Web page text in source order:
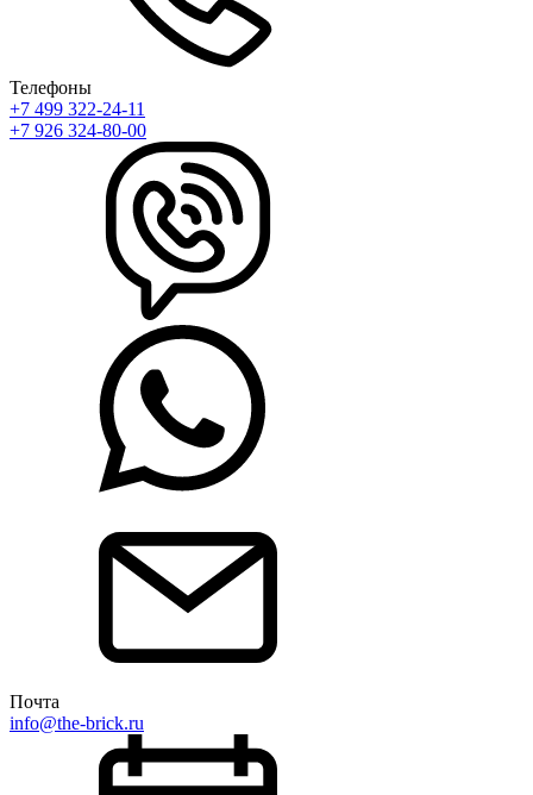
Телефоны
+7 499 322-24-11
+7 926 324-80-00
Почта
info@the-brick.ru